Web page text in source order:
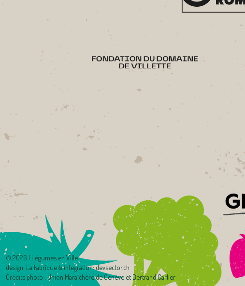
© 2026 | Légumes en Ville
design: La Fabrique& integration:devsector.ch
Crédits photo : Union Maraîchère de Genève et Bertrand Carlier